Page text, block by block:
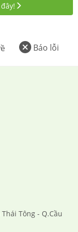
Báo lỗi
Tông - Q.Cầu